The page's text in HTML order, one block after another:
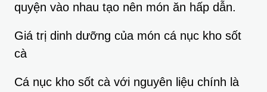
quyện vào nhau tạo nên món ăn hấp dẫn.
Giá trị dinh dưỡng của món cá nục kho sốt
cà
Cá nục kho sốt cà với nguyên liệu chính là